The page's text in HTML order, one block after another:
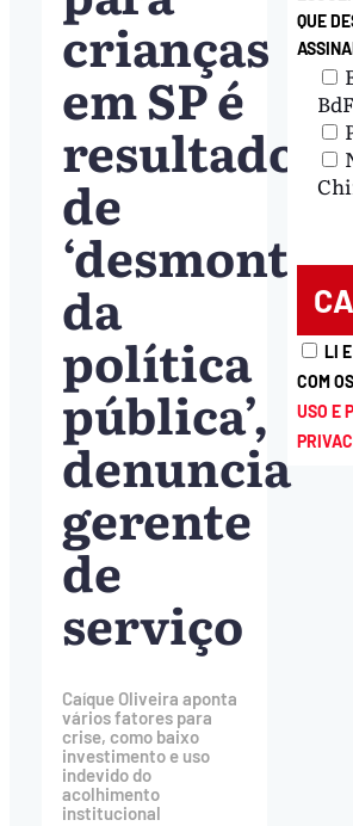
crianças
em SP é
resultado
de
‘desmonte
da
política
pública’,
denuncia
gerente
de
serviço
Caíque Oliveira aponta
vários fatores para
crise, como baixo
investimento e uso
indevido do
acolhimento
institucional
QUE
BdF
LI
COM
USO E